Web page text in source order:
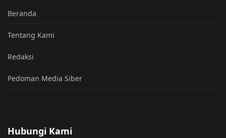
Beranda
Tentang Kami
Redaksi
Pedoman Media Siber
Hubungi Kami